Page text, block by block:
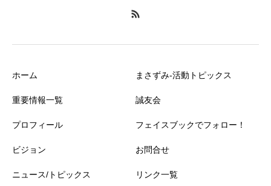
ホーム
重要情報一覧
プロフィール
ビジョン
ニュース/トピックス
まさずみ-活動トピックス
誠友会
フェイスブックでフォロー！
お問合せ
リンク一覧